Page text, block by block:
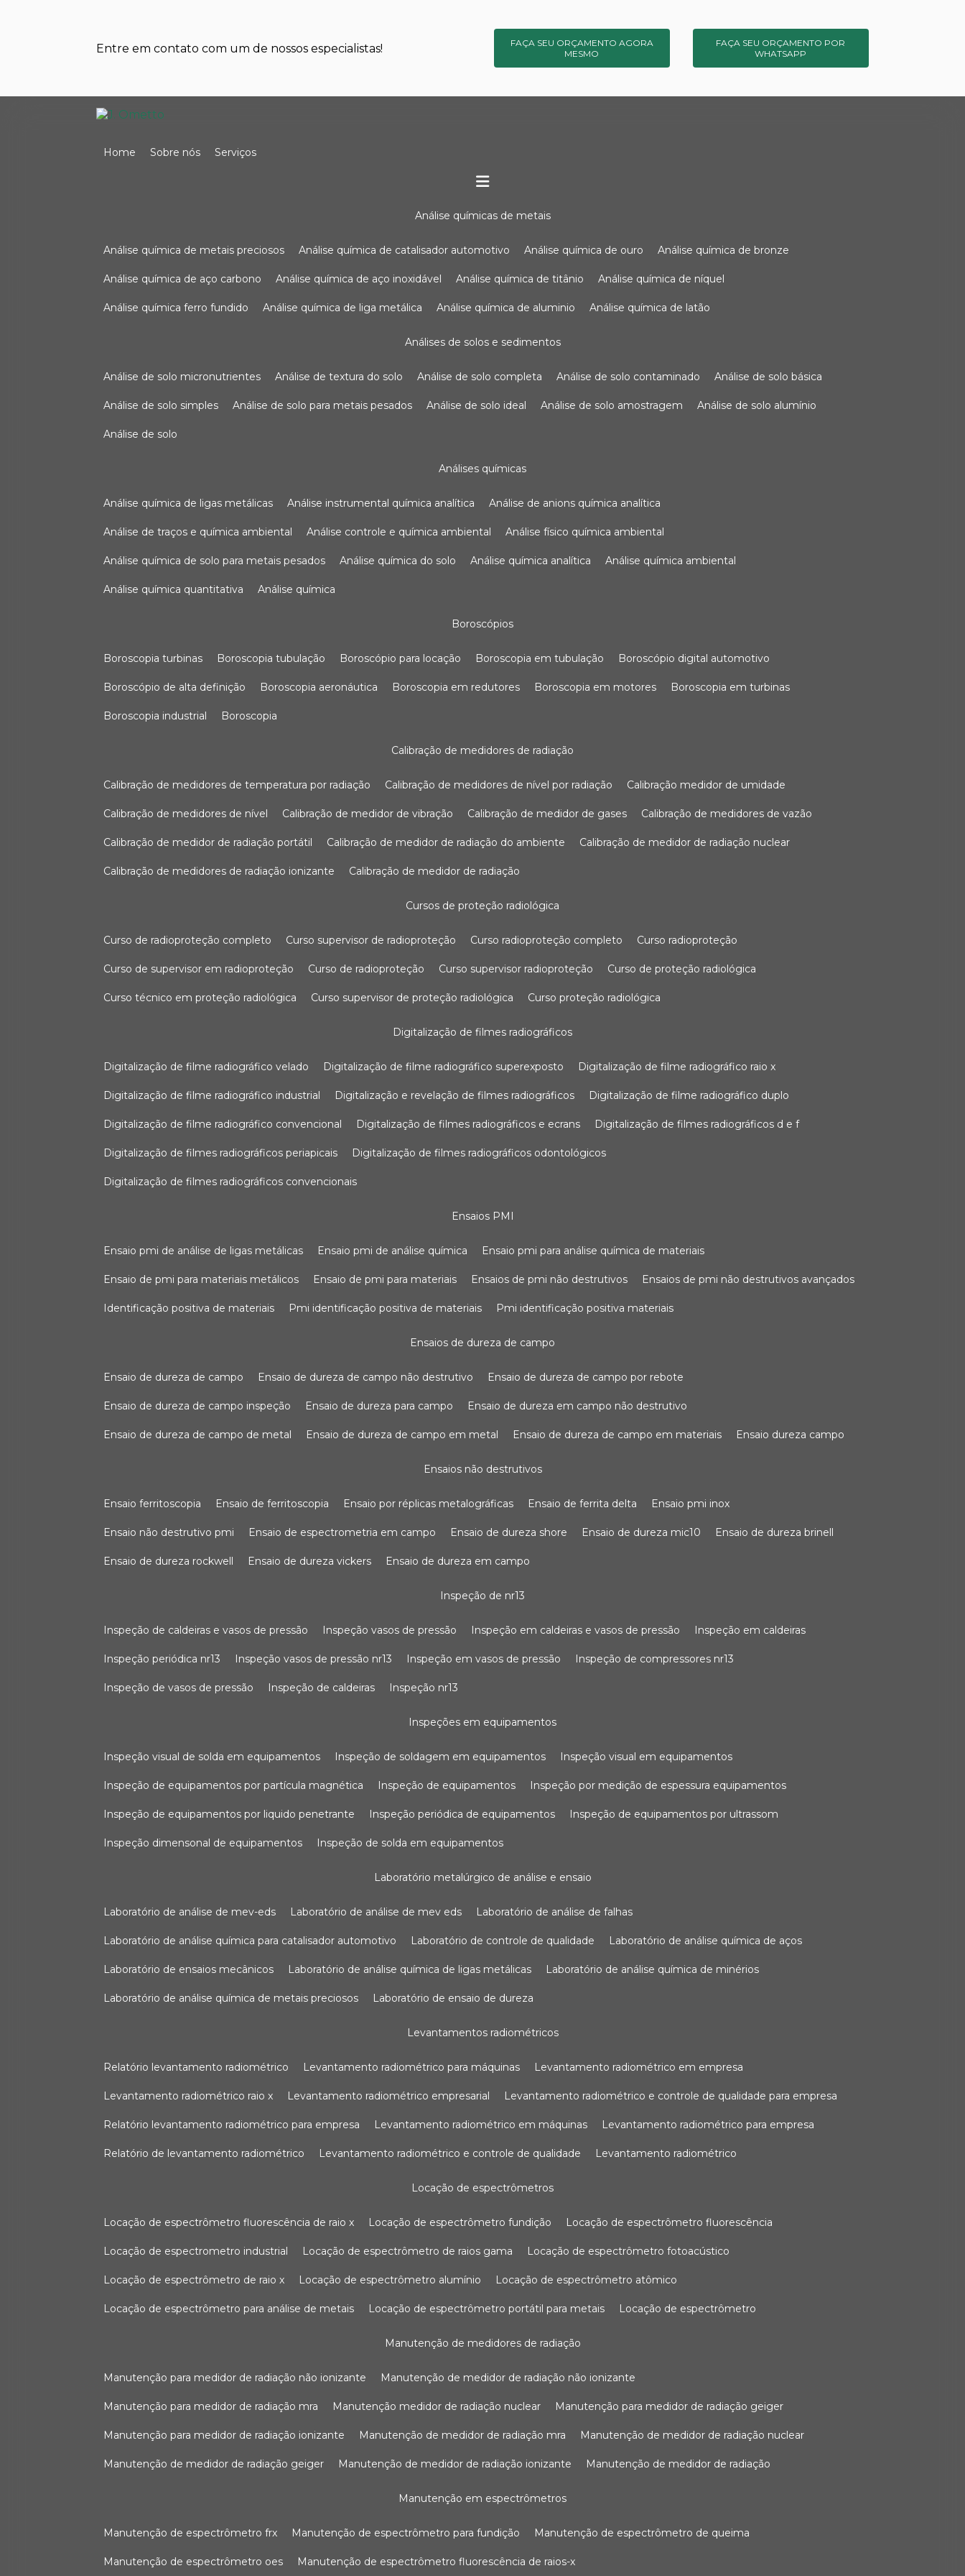
Entre em contato com um de nossos especialistas!
FAÇA SEU ORÇAMENTO AGORA
MESMO
FAÇA SEU ORÇAMENTO POR
WHATSAPP
Home Sobre nós Serviços
análise químicas de metais
análise química de metais preciosos análise química de catalisador automotivo análise química de ouro análise química de bronze
análise química de aço carbono análise química de aço inoxidável análise química de titânio análise química de níquel
análise química ferro fundido análise química de liga metálica análise química de aluminio análise química de latão
análises de solos e sedimentos
análise de solo micronutrientes análise de textura do solo análise de solo completa análise de solo contaminado análise de solo básica
análise de solo simples análise de solo para metais pesados análise de solo ideal análise de solo amostragem análise de solo alumínio
análise de solo
análises químicas
análise química de ligas metálicas análise instrumental química analítica análise de anions química analítica
análise de traços e química ambiental análise controle e química ambiental análise físico química ambiental
análise química de solo para metais pesados análise química do solo análise química analítica análise química ambiental
análise química quantitativa análise química
boroscópios
boroscopia turbinas boroscopia tubulação boroscópio para locação boroscopia em tubulação boroscópio digital automotivo
boroscópio de alta definição boroscopia aeronáutica boroscopia em redutores boroscopia em motores boroscopia em turbinas
boroscopia industrial boroscopia
calibração de medidores de radiação
calibração de medidores de temperatura por radiação calibração de medidores de nível por radiação calibração medidor de umidade
calibração de medidores de nível calibração de medidor de vibração calibração de medidor de gases calibração de medidores de vazão
calibração de medidor de radiação portátil calibração de medidor de radiação do ambiente calibração de medidor de radiação nuclear
calibração de medidores de radiação ionizante calibração de medidor de radiação
cursos de proteção radiológica
curso de radioproteção completo curso supervisor de radioproteção curso radioproteção completo curso radioproteção
curso de supervisor em radioproteção curso de radioproteção curso supervisor radioproteção curso de proteção radiológica
curso técnico em proteção radiológica curso supervisor de proteção radiológica curso proteção radiológica
digitalização de filmes radiográficos
digitalização de filme radiográfico velado digitalização de filme radiográfico superexposto digitalização de filme radiográfico raio x
digitalização de filme radiográfico industrial digitalização e revelação de filmes radiográficos digitalização de filme radiográfico duplo
digitalização de filme radiográfico convencional digitalização de filmes radiográficos e ecrans digitalização de filmes radiográficos d e f
digitalização de filmes radiográficos periapicais digitalização de filmes radiográficos odontológicos
digitalização de filmes radiográficos convencionais
ensaios PMI
ensaio pmi de análise de ligas metálicas ensaio pmi de análise química ensaio pmi para análise química de materiais
ensaio de pmi para materiais metálicos ensaio de pmi para materiais ensaios de pmi não destrutivos ensaios de pmi não destrutivos avançados
identificação positiva de materiais pmi identificação positiva de materiais pmi identificação positiva materiais
ensaios de dureza de campo
ensaio de dureza de campo ensaio de dureza de campo não destrutivo ensaio de dureza de campo por rebote
ensaio de dureza de campo inspeção ensaio de dureza para campo ensaio de dureza em campo não destrutivo
ensaio de dureza de campo de metal ensaio de dureza de campo em metal ensaio de dureza de campo em materiais ensaio dureza campo
ensaios não destrutivos
ensaio ferritoscopia ensaio de ferritoscopia ensaio por réplicas metalográficas ensaio de ferrita delta ensaio pmi inox
ensaio não destrutivo pmi ensaio de espectrometria em campo ensaio de dureza shore ensaio de dureza mic10 ensaio de dureza brinell
ensaio de dureza rockwell ensaio de dureza vickers ensaio de dureza em campo
inspeção de nr13
inspeção de caldeiras e vasos de pressão inspeção vasos de pressão inspeção em caldeiras e vasos de pressão inspeção em caldeiras
inspeção periódica nr13 inspeção vasos de pressão nr13 inspeção em vasos de pressão inspeção de compressores nr13
inspeção de vasos de pressão inspeção de caldeiras inspeção nr13
inspeções em equipamentos
inspeção visual de solda em equipamentos inspeção de soldagem em equipamentos inspeção visual em equipamentos
inspeção de equipamentos por partícula magnética inspeção de equipamentos inspeção por medição de espessura equipamentos
inspeção de equipamentos por liquido penetrante inspeção periódica de equipamentos inspeção de equipamentos por ultrassom
inspeção dimensonal de equipamentos inspeção de solda em equipamentos
laboratório metalúrgico de análise e ensaio
laboratório de análise de mev-eds laboratório de análise de mev eds laboratório de análise de falhas
laboratório de análise química para catalisador automotivo laboratório de controle de qualidade laboratório de análise química de aços
laboratório de ensaios mecânicos laboratório de análise química de ligas metálicas laboratório de análise química de minérios
laboratório de análise química de metais preciosos laboratório de ensaio de dureza
levantamentos radiométricos
relatório levantamento radiométrico levantamento radiométrico para máquinas levantamento radiométrico em empresa
levantamento radiométrico raio x levantamento radiométrico empresarial levantamento radiométrico e controle de qualidade para empresa
relatório levantamento radiométrico para empresa levantamento radiométrico em máquinas levantamento radiométrico para empresa
relatório de levantamento radiométrico levantamento radiométrico e controle de qualidade levantamento radiométrico
locação de espectrômetros
locação de espectrômetro fluorescência de raio x locação de espectrômetro fundição locação de espectrômetro fluorescência
locação de espectrometro industrial locação de espectrômetro de raios gama locação de espectrômetro fotoacústico
locação de espectrômetro de raio x locação de espectrômetro alumínio locação de espectrômetro atômico
locação de espectrômetro para análise de metais locação de espectrômetro portátil para metais locação de espectrômetro
manutenção de medidores de radiação
manutenção para medidor de radiação não ionizante manutenção de medidor de radiação não ionizante
manutenção para medidor de radiação mra manutenção medidor de radiação nuclear manutenção para medidor de radiação geiger
manutenção para medidor de radiação ionizante manutenção de medidor de radiação mra manutenção de medidor de radiação nuclear
manutenção de medidor de radiação geiger manutenção de medidor de radiação ionizante manutenção de medidor de radiação
manutenção em espectrômetros
manutenção de espectrômetro frx manutenção de espectrômetro para fundição manutenção de espectrômetro de queima
manutenção de espectrômetro oes manutenção de espectrômetro fluorescência de raios-x